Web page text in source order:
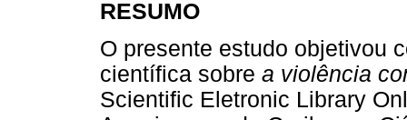
RESUMO
O presente estudo objetivou
científica sobre a violência
Scientific Eletronic Library